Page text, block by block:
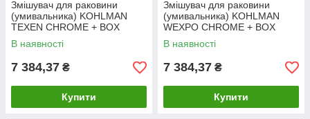
Змішувач для раковини
(умивальника) KOHLMAN
TEXEN CHROME + BOX
прихованого монтажу *
В наявності
7 384,37 ₴
Купити
Змішувач для раковини
(умивальника) KOHLMAN
WEXPO CHROME + BOX
прихованого монтажу *
В наявності
7 384,37 ₴
Купити